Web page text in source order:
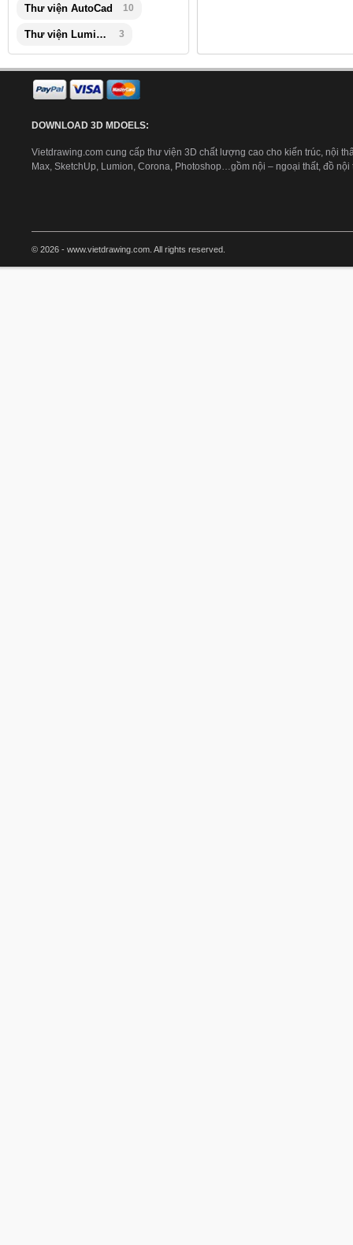
Thư viện AutoCad 10
Thư viện Lumion 3
DOWNLOAD 3D MDOELS:
Vietdrawing.com cung cấp thư viện 3D chất lượng cao cho kiến trúc, nội
Max, SketchUp, Lumion, Corona, Photoshop…gồm nội – ngoại thất, đồ nội
© 2026 - www.vietdrawing.com. All rights reserved.